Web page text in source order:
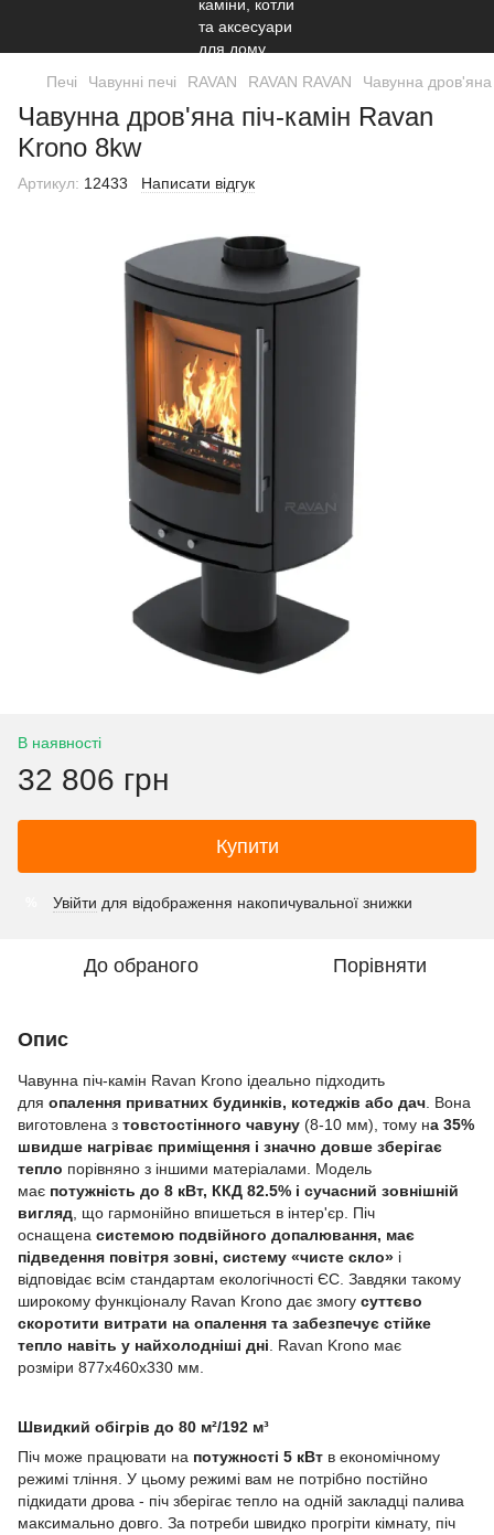
Печі Чавунні печі RAVAN RAVAN RAVAN Чавунна дров'яна
Чавунна дров'яна піч-камін Ravan
Krono 8kw
Артикул: 12433 Написати відгук
В наявності
32 806 грн
Купити
Увійти для відображення накопичувальної знижки
До обраного Порівняти
Опис
Чавунна піч-камін Ravan Krono ідеально підходить
для опалення приватних будинків, котеджів або дач . Вона
виготовлена з товстостінного чавуну (8-10 мм), тому на 35%
швидше нагріває приміщення і значно довше зберігає
тепло порівняно з іншими матеріалами. Модель
має потужність до 8 кВт, ККД 82.5% і сучасний зовнішній
вигляд , що гармонійно впишеться в інтер'єр. Піч
оснащена системою подвійного допалювання, має
підведення повітря зовні, систему «чисте скло» і
відповідає всім стандартам екологічності ЄС. Завдяки такому
широкому функціоналу Ravan Krono дає змогу суттєво
скоротити витрати на опалення та забезпечує стійке
тепло навіть у найхолодніші дні . Ravan Krono має
розміри 877х460х330 мм.
Швидкий обігрів до 80 м²/192 м³
Піч може працювати на потужності 5 кВт в економічному
режимі тління. У цьому режимі вам не потрібно постійно
підкидати дрова - піч зберігає тепло на одній закладці палива
максимально довго. За потреби швидко прогріти кімнату, піч